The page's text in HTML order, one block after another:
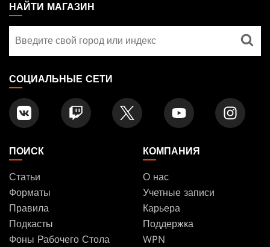
GATHERING
FOOTER
НАЙТИ МАГАЗИН
магазин
СОЦИАЛЬНЫЕ СЕТИ
ПОИСК
Статьи
Форматы
Правила
Подкасты
Фоны Рабочего Стола
КОМПАНИЯ
О нас
Учетные записи
Карьера
Поддержка
WPN